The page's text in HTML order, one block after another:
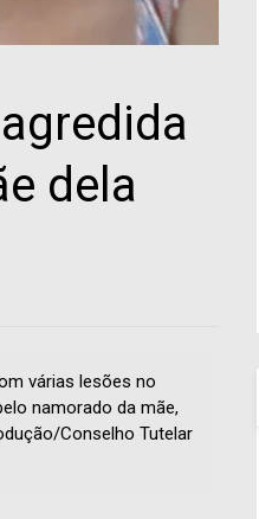
dela
várias lesões no
namorado da mãe,
Conselho Tutelar